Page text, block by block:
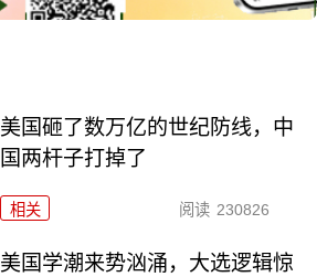
美国砸了数万亿的世纪防线，中
国两杆子打掉了
相关 阅读 230826
美国学潮来势汹涌，大选逻辑惊